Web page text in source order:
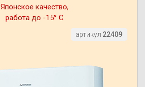
Японское качество,
работа до -15° С
артикул 22409